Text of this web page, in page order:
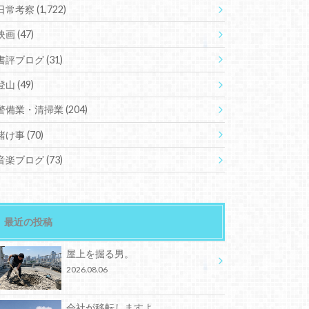
常考察(1,722)
画(47)
評ブログ(31)
山(49)
備業・清掃業(204)
け事(70)
楽ブログ(73)
最近の投稿
屋上を掘る男。
2026.08.06